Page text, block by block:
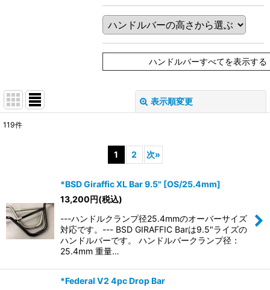
ハンドルバーすべてを表示する
表示順変更
絞り込む
119件
1 2 次»
*BSD Giraffic XL Bar 9.5" [OS/25.4mm]
13,200円(税込)
---ハンドルクランプ径25.4mmのオーバーサイズ
対応です。--- BSD GIRAFFIC Barは9.5"ライズの
ハンドルバーです。 ハンドルバークランプ径：
25.4mm 重量…
*Federal V2 4pc Drop Bar